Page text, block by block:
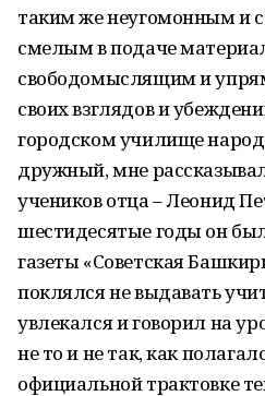
таким же неугомонным и
смелым в подаче
свободомыслящим и
своих взглядов и
городском училище
дружный, мне
учеников отца – Леонид
шестидесятые годы он
газеты «Советская
поклялся не выдавать
увлекался и говорил на
не то и не так, как
официальной трактовке